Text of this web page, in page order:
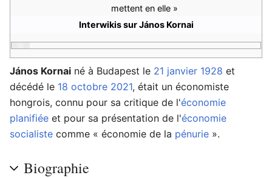
mettent en elle »
Interwikis sur János Kornai
János Kornai né à Budapest le 21 janvier 1928 et
décédé le 18 octobre 2021, était un économiste
hongrois, connu pour sa critique de l'économie
planifiée et pour sa présentation de l'économie
socialiste comme « économie de la pénurie ».
Biographie